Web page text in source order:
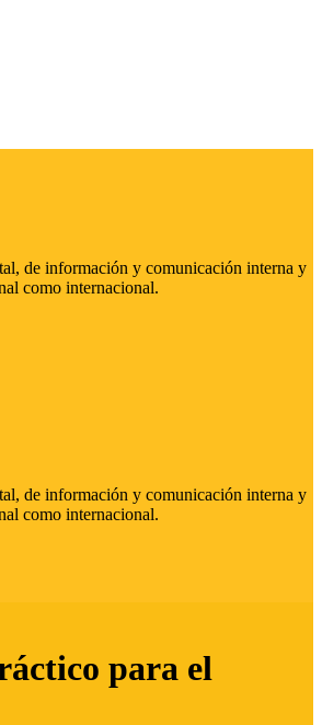
de información y comunicación interna y
como internacional.
de información y comunicación interna y
como internacional.
para el